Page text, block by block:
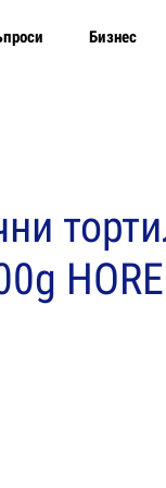
Бизнес